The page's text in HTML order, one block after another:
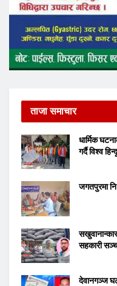
ताजा समाचार
धार्मिक
गर्दै विश्व
जगतपुरमा
सहकारी
देवानगञ्ज